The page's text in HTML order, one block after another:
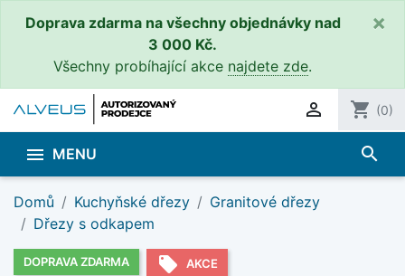
Doprava zdarma na všechny objednávky nad
3 000 Kč.
Všechny probíhající akce najdete zde.
×
 shopping_cart (0)
 MENU search
Domů Kuchyňské dřezy
Granitové dřezy
Dřezy s odkapem
DOPRAVA ZDARMA local_offer AKCE